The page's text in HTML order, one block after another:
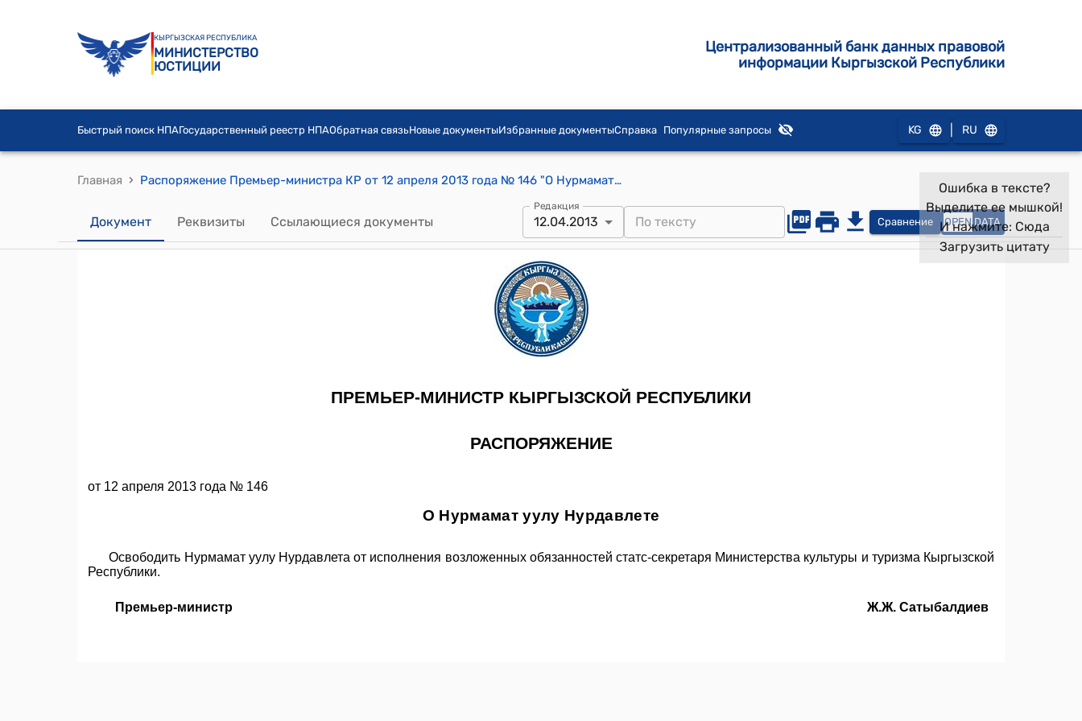
КЫРГЫЗСКАЯ РЕСПУБЛИКА
МИНИСТЕРСТВО
ЮСТИЦИИ
Централизованный банк данных правовой
информации Кыргызской Республики
Быстрый поиск НПАГосударственный реестр НПАОбратная связьНовые документыИзбранные документыСправка Популярные запросы KG RU
Главная › Распоряжение Премьер-министра КР от 12 апреля 2013 года № 146 "О Нурмамат уулу Нурдавлете"
Документ Реквизиты Ссылающиеся документы
Редакция
12.04.2013 Сравнение OPEN DATA
Ошибка в тексте?
Выделите ее мышкой!
И нажмите: Сюда
Загрузить цитату